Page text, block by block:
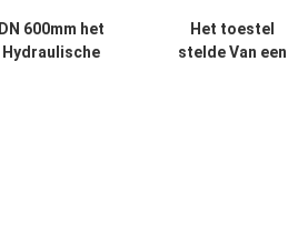
DN 600mm het
Hydraulische
Het toestel
stelde Van een